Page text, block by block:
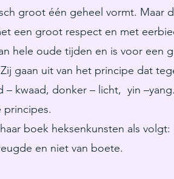
groot één geheel vormt. Maar
een groot respect en met
hele oude tijden en is voor
gaan uit van het principe dat
kwaad, donker – licht, yin
principes.
boek heksenkunsten als volgt:
en niet van boete.